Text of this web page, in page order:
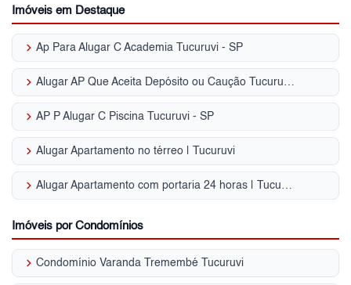
Imóveis em Destaque
keyboard_arrow_right Ap Para Alugar C Academia Tucuruvi - SP
keyboard_arrow_right Alugar AP Que Aceita Depósito ou Caução Tucuruvi - SP
keyboard_arrow_right AP P Alugar C Piscina Tucuruvi - SP
keyboard_arrow_right Alugar Apartamento no térreo | Tucuruvi
keyboard_arrow_right Alugar Apartamento com portaria 24 horas | Tucuruvi
Imóveis por Condomínios
keyboard_arrow_right Condomínio Varanda Tremembé Tucuruvi